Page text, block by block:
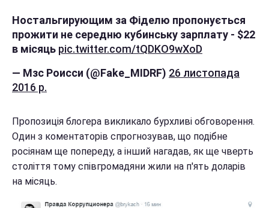
Ностальгирующим за Фіделю пропонується
прожити не середню кубинську зарплату - $22
в місяць pic.twitter.com/tQDKO9wXoD
— Мзс Роисси (@Fake_MIDRF) 26 листопада
2016 р.
Пропозиція блогера викликало бурхливі обговорення.
Один з коментаторів спрогнозував, що подібне
росіянам ще попереду, а інший нагадав, як ще чверть
століття тому співгромадяни жили на п'ять доларів
на місяць.